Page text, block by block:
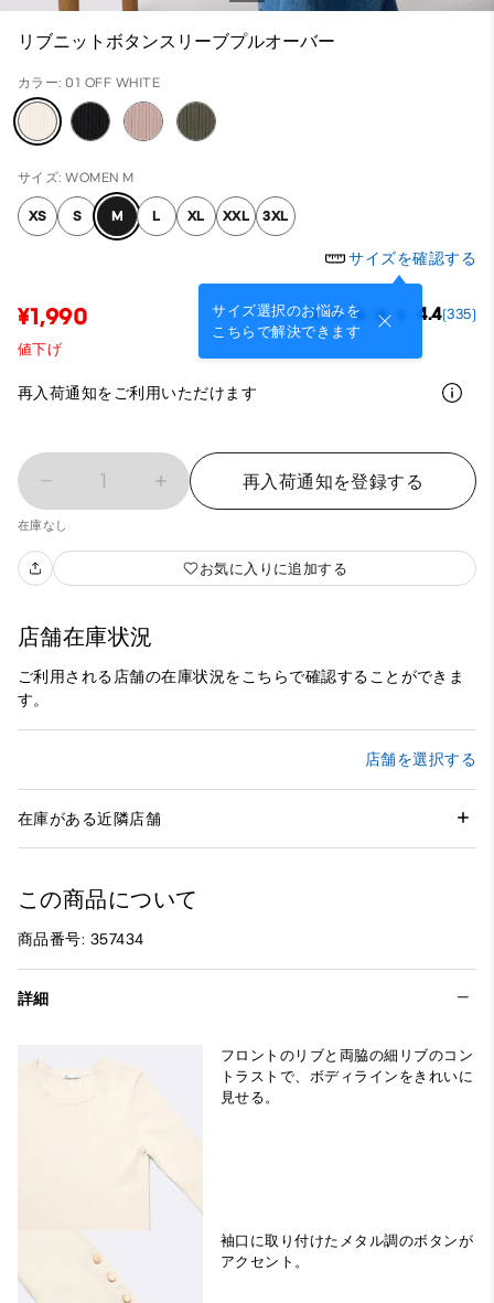
リブニットボタンスリーブプルオーバー
カラー: 01 OFF WHITE
サイズ: WOMEN M
XS S M L XL XXL 3XL
サイズを確認する
サイズ選択のお悩みを
こちらで解決できます
¥1,990 4.4(335)
値下げ
再入荷通知をご利用いただけます
1 再入荷通知を登録する
在庫なし
お気に入りに追加する
店舗在庫状況
ご利用される店舗の在庫状況をこちらで確認することができま
す。
店舗を選択する
在庫がある近隣店舗
この商品について
商品番号: 357434
詳細
フロントのリブと両脇の細リブのコン
トラストで、ボディラインをきれいに
見せる。
袖口に取り付けたメタル調のボタンが
アクセント。